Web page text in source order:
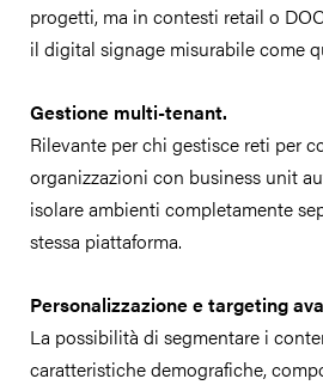
progetti, ma in contesti retail o
il digital signage misurabile come
Gestione multi-tenant.
Rilevante per chi gestisce reti per
organizzazioni con business unit
isolare ambienti completamente
stessa piattaforma.
Personalizzazione e targeting
La possibilità di segmentare i
caratteristiche demografiche,